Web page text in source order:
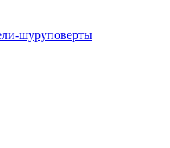
шуруповерты